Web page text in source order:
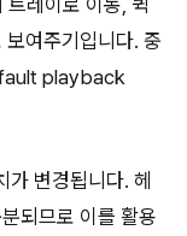
레이로 이동, 퀵
여주기입니다. 중
playback
가 변경됩니다. 헤
되므로 이를 활용